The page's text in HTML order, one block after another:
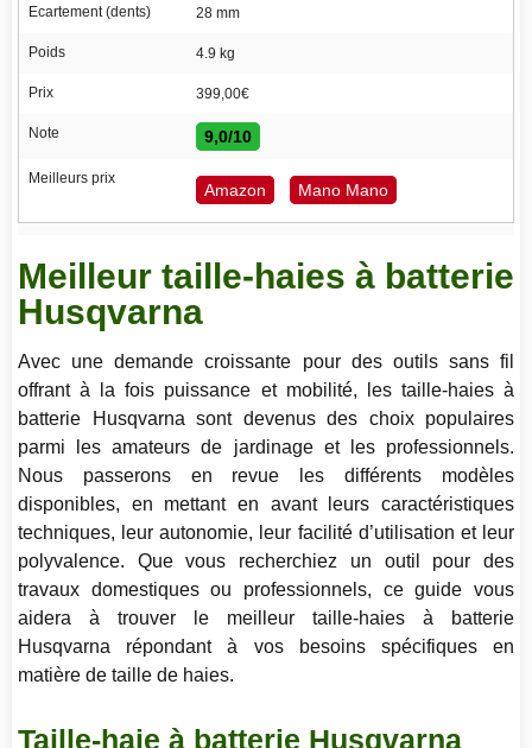
Ecartement (dents) 28 mm
Poids 4.9 kg
Prix 399,00€
Note 9,0/10
Meilleurs prix
Amazon Mano Mano
Meilleur taille-haies à batterie
Husqvarna
Avec une demande croissante pour des outils sans fil
offrant à la fois puissance et mobilité, les taille-haies à
batterie Husqvarna sont devenus des choix populaires
parmi les amateurs de jardinage et les professionnels.
Nous passerons en revue les différents modèles
disponibles, en mettant en avant leurs caractéristiques
techniques, leur autonomie, leur facilité d’utilisation et leur
polyvalence. Que vous recherchiez un outil pour des
travaux domestiques ou professionnels, ce guide vous
aidera à trouver le meilleur taille-haies à batterie
Husqvarna répondant à vos besoins spécifiques en
matière de taille de haies.
Taille-haie à batterie Husqvarna